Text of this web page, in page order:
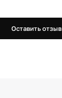
Оставить отзыв